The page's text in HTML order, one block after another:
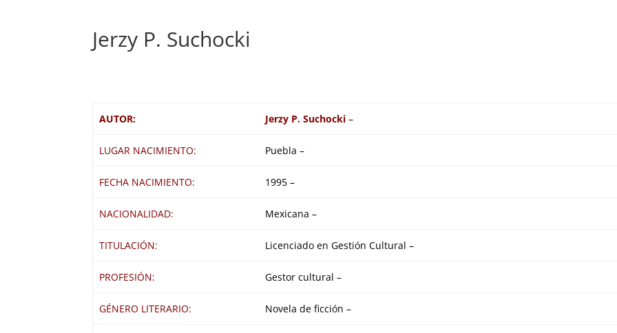
Jerzy P. Suchocki
AUTOR: Jerzy P. Suchocki–
LUGAR NACIMIENTO: Puebla –
FECHA NACIMIENTO: 1995 –
NACIONALIDAD: Mexicana –
TITULACIÓN: Licenciado en Gestión Cultural –
PROFESIÓN: Gestor cultural –
GÉNERO LITERARIO: Novela de ficción –